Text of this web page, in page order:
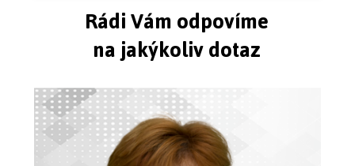
Rádi Vám odpovíme
na jakýkoliv dotaz